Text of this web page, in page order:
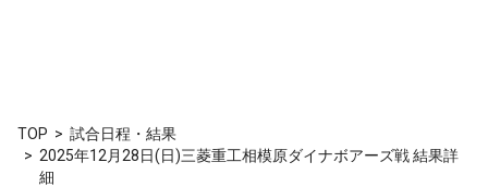
TOP
試合日程・結果
2025年12月28日(日)三菱重工相模原ダイナボアーズ戦 結果詳
細